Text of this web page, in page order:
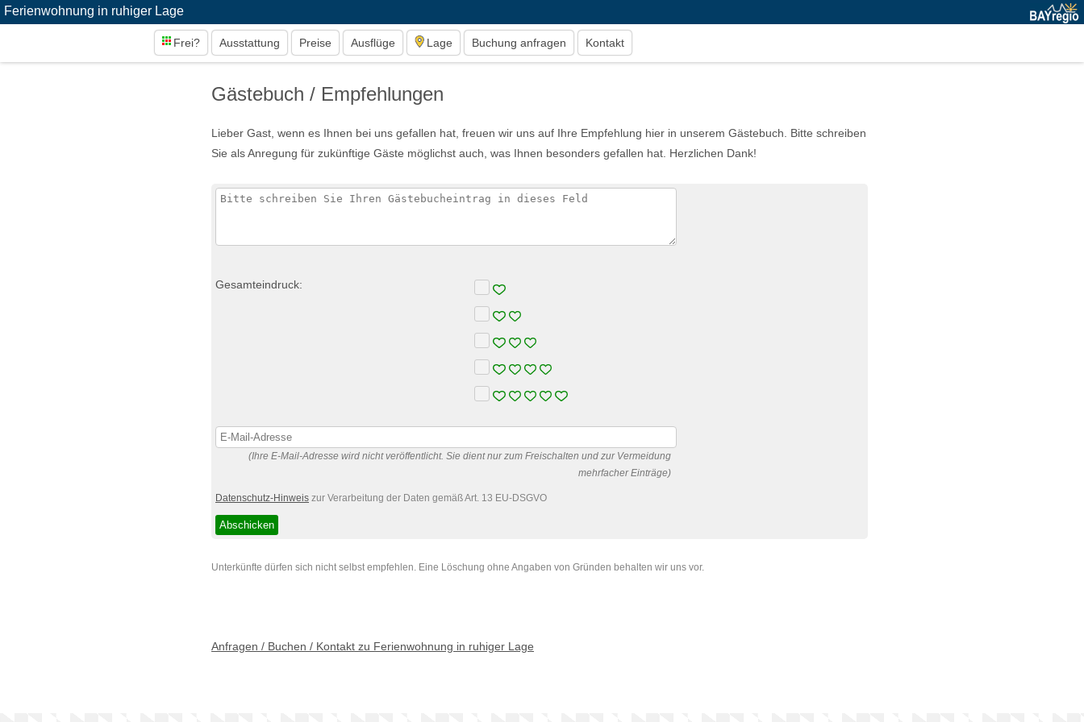
Ferienwohnung in ruhiger Lage
Frei? Ausstattung Preise Ausflüge Lage Buchung anfragen Kontakt
Gästebuch / Empfehlungen
Lieber Gast, wenn es Ihnen bei uns gefallen hat, freuen wir uns auf Ihre Empfehlung hier in unserem Gästebuch. Bitte schreiben
Sie als Anregung für zukünftige Gäste möglichst auch, was Ihnen besonders gefallen hat. Herzlichen Dank!
Gesamteindruck:
(Ihre E-Mail-Adresse wird nicht veröffentlicht. Sie dient nur zum Freischalten und zur Vermeidung
mehrfacher Einträge)
Datenschutz-Hinweis zur Verarbeitung der Daten gemäß Art. 13 EU-DSGVO
Unterkünfte dürfen sich nicht selbst empfehlen. Eine Löschung ohne Angaben von Gründen behalten wir uns vor.
Anfragen / Buchen / Kontakt zu Ferienwohnung in ruhiger Lage